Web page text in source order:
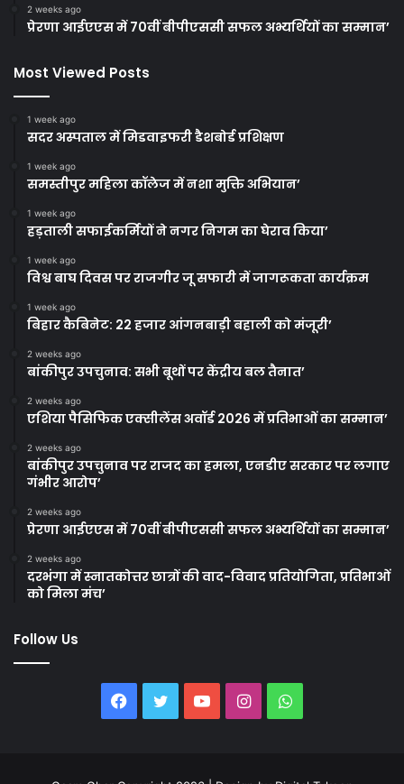
2 weeks ago
प्रेरणा आईएएस में 70वीं बीपीएससी सफल अभ्यर्थियों का सम्मान’
Most Viewed Posts
1 week ago
सदर अस्पताल में मिडवाइफरी डैशबोर्ड प्रशिक्षण
1 week ago
समस्तीपुर महिला कॉलेज में नशा मुक्ति अभियान’
1 week ago
हड़ताली सफाईकर्मियों ने नगर निगम का घेराव किया’
1 week ago
विश्व बाघ दिवस पर राजगीर जू सफारी में जागरूकता कार्यक्रम
1 week ago
बिहार कैबिनेट: 22 हजार आंगनबाड़ी बहाली को मंजूरी’
2 weeks ago
बांकीपुर उपचुनाव: सभी बूथों पर केंद्रीय बल तैनात’
2 weeks ago
एशिया पैसिफिक एक्सीलेंस अवॉर्ड 2026 में प्रतिभाओं का सम्मान’
2 weeks ago
बांकीपुर उपचुनाव पर राजद का हमला, एनडीए सरकार पर लगाए
गंभीर आरोप’
2 weeks ago
प्रेरणा आईएएस में 70वीं बीपीएससी सफल अभ्यर्थियों का सम्मान’
2 weeks ago
दरभंगा में स्नातकोत्तर छात्रों की वाद-विवाद प्रतियोगिता, प्रतिभाओं
को मिला मंच’
Follow Us
Facebook
TwitterYouTubeInstagramWhatsApp